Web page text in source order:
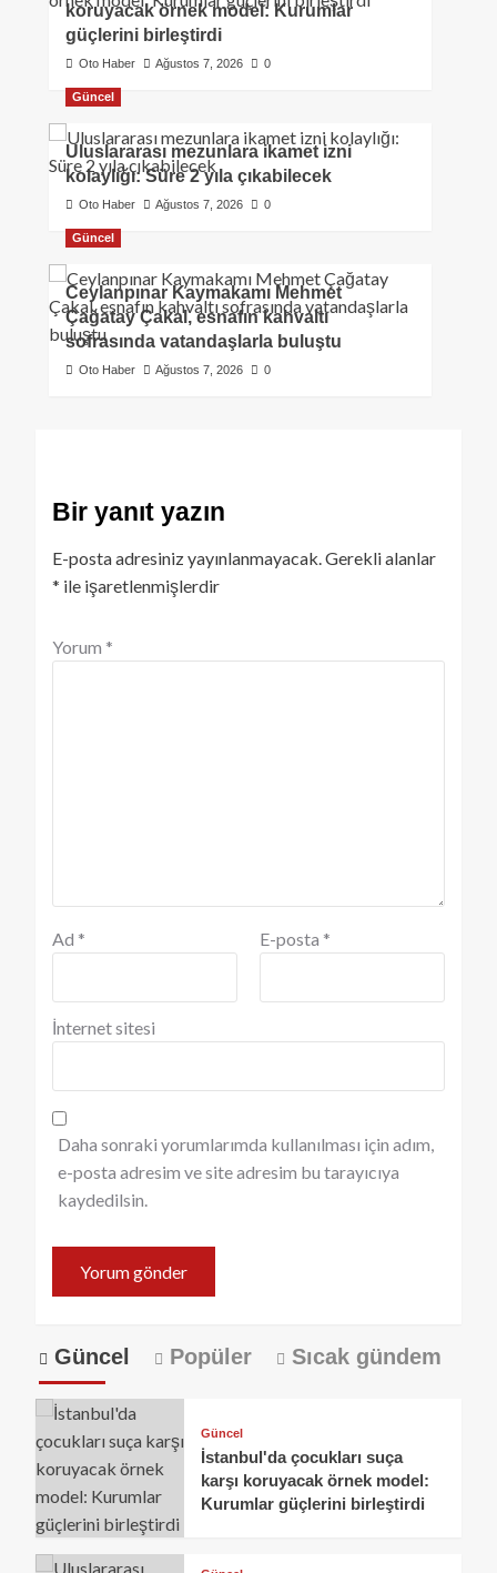
koruyacak örnek model: Kurumlar
güçlerini birleştirdi
Oto Haber Ağustos 7, 2026 0
Güncel
Uluslararası mezunlara ikamet izni
kolaylığı: Süre 2 yıla çıkabilecek
Oto Haber Ağustos 7, 2026 0
Güncel
Ceylanpınar Kaymakamı Mehmet
Çağatay Çakal, esnafın kahvaltı
sofrasında vatandaşlarla buluştu
Oto Haber Ağustos 7, 2026 0
Bir yanıt yazın
E-posta adresiniz yayınlanmayacak.Gerekli alanlar
* ile işaretlenmişlerdir
Yorum *
Ad * E-posta *
İnternet sitesi
Daha sonraki yorumlarımda kullanılması için adım,
e-posta adresim ve site adresim bu tarayıcıya
kaydedilsin.
Güncel Popüler Sıcak gündem
Güncel
İstanbul'da çocukları suça
karşı koruyacak örnek model:
Kurumlar güçlerini birleştirdi